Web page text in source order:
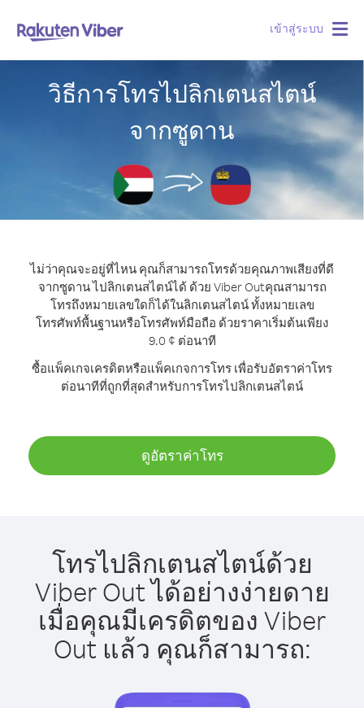
เข้าสู่ระบบ
วิธีการโทรไปลิกเตนสไตน์
จากซูดาน
ไม่ว่าคุณจะอยู่ที่ไหน คุณก็สามารถโทรด้วยคุณภาพเสียงที่ดี
จากซูดาน ไปลิกเตนสไตน์ได้ ด้วย Viber Outคุณสามารถ
โทรถึงหมายเลขใดก็ได้ในลิกเตนสไตน์ ทั้งหมายเลข
โทรศัพท์พื้นฐานหรือโทรศัพท์มือถือ ด้วยราคาเริ่มต้นเพียง
9.0 ¢ ต่อนาที
ซื้อแพ็คเกจเครดิตหรือแพ็คเกจการโทร เพื่อรับอัตราค่าโทร
ต่อนาทีที่ถูกที่สุดสำหรับการโทรไปลิกเตนสไตน์
ดูอัตราค่าโทร
โทรไปลิกเตนสไตน์ด้วย
Viber Out ได้อย่างง่ายดาย
เมื่อคุณมีเครดิตของ Viber
Out แล้ว คุณก็สามารถ: